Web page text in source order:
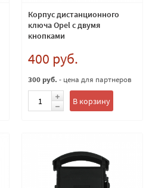
Корпус дистанционного
ключа Opel с двумя
кнопками
400 руб.
300 руб. - цена для партнеров
В корзину